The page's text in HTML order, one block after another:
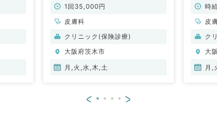
円でご相談に応じて決定致します！
勤）
1回35,000円
皮膚科
クリニック(保険診療)
大阪府茨木市
月,火,水,木,土
のお時
皮
ク
大
月,
< >